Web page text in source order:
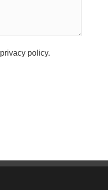
privacy policy.